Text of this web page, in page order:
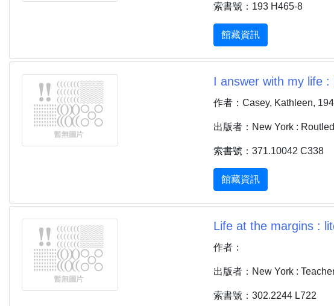
索書號：193 H465-8
館藏資訊
I answer with my life
作者：Casey, Kathleen,
出版者：New York :
索書號：371.10042 C338
館藏資訊
Life at the margins :
作者：
出版者：New York :
索書號：302.2244 L722